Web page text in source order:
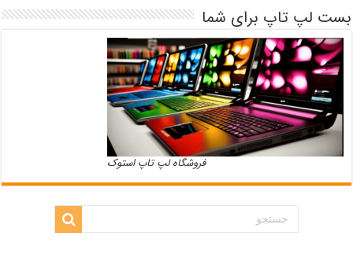
بست لپ تاپ برای شما
فروشگاه لپ تاپ استوک